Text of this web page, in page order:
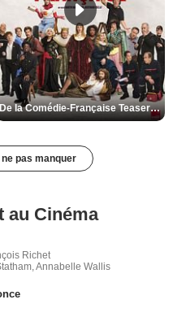
De la Comédie-Française Teaser VF
pas manquer
au Cinéma
Richet
Annabelle Wallis